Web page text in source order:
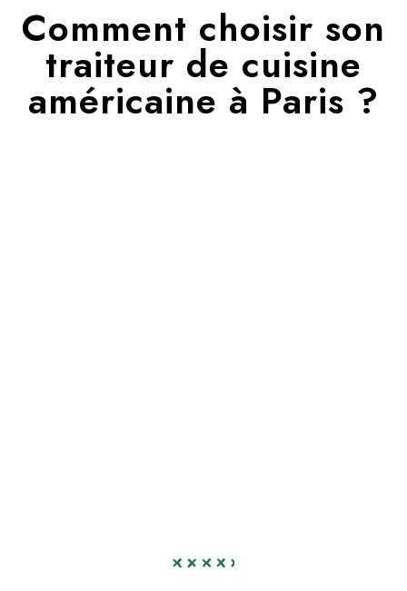
Comment choisir son
traiteur de cuisine
américaine à Paris ?